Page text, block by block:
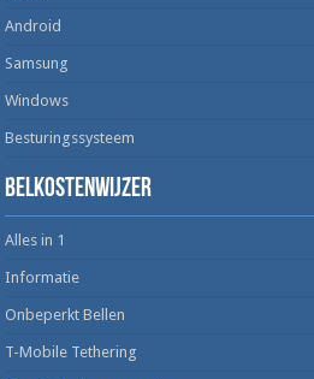
Android
Samsung
Windows
Besturingssysteem
Belkostenwijzer
Alles in 1
Informatie
Onbeperkt Bellen
T-Mobile Tethering